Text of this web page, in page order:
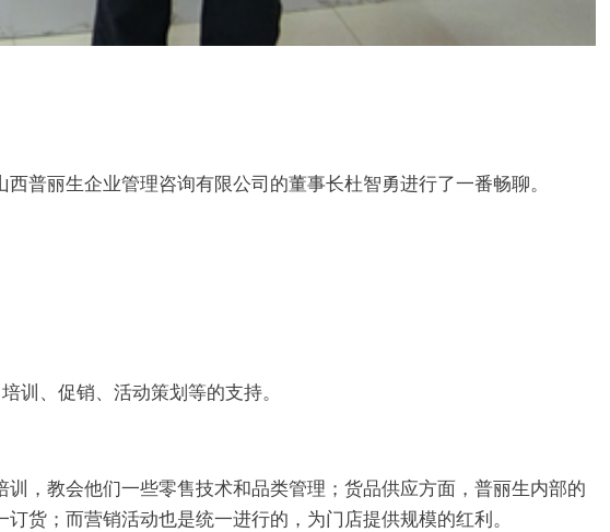
普丽生企业管理咨询有限公司的董事长杜智勇进行了一番畅聊。
训、促销、活动策划等的支持。
，教会他们一些零售技术和品类管理；货品供应方面，普丽生内部的
货；而营销活动也是统一进行的，为门店提供规模的红利。